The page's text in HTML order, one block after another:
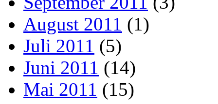
August 2011 (1)
Juli 2011 (5)
Juni 2011 (14)
Mai 2011 (15)